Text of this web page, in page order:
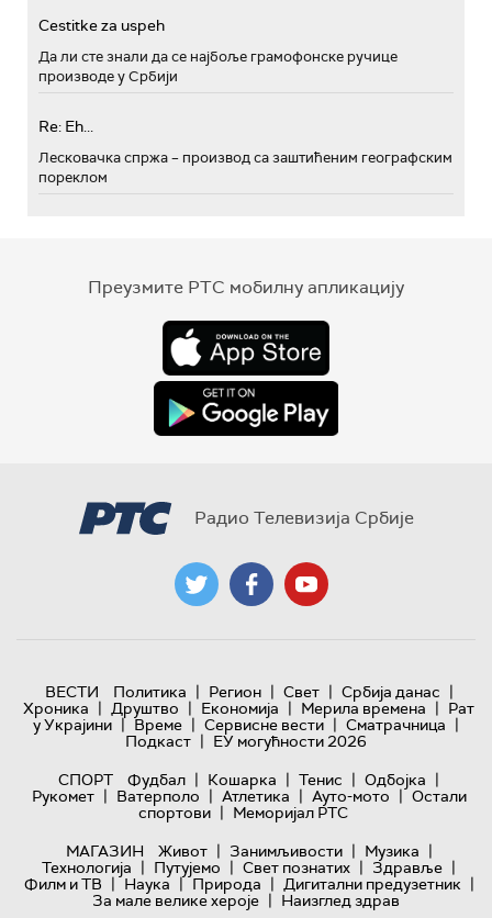
Cestitke za uspeh
Да ли сте знали да се најбоље грамофонске ручице
производе у Србији
Re: Eh...
Лесковачка спржа – производ са заштићеним географским
пореклом
Преузмите РТС мобилну апликацију
Радио Телевизија Србије
ВЕСТИ Политика | Регион | Свет | Србија данас |
Хроника | Друштво | Економија | Мерила времена | Рат
у Украјини | Време | Сервисне вести | Сматрачница |
Подкаст | ЕУ могућности 2026
СПОРТ
Фудбал | Кошарка | Тенис | Одбојка |
Рукомет | Ватерполо | Атлетика | Ауто-мото | Остали
спортови | Меморијал РТС
МАГАЗИН
Живот | Занимљивости | Музика |
Технологијa | Путујемо | Свет познатих | Здравље |
Филм и ТВ | Наука | Природа | Дигитални предузетник |
За мале велике хероје | Наизглед здрав